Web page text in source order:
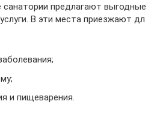
санатории предлагают выгодные
В эти места приезжают дл
и пищеварения.